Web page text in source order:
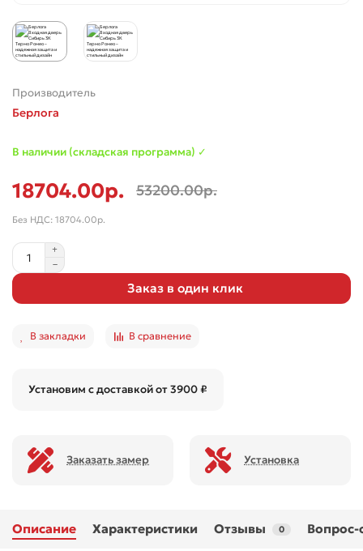
Производитель
Берлога
В наличии (складская программа) ✓
18704.00р. 53200.00р.
Без НДС: 18704.00р.
Заказ в один клик
В закладки В сравнение
Установим с доставкой от 3900 ₽
Заказать замер Установка
Описание Характеристики Отзывы 0 Вопрос-